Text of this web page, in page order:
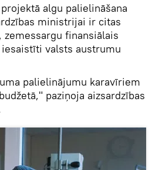
algu palielināšana
ministrijai ir citas
finansiālais
valsts austrumu
palielinājumu karavīriem
paziņoja aizsardzības